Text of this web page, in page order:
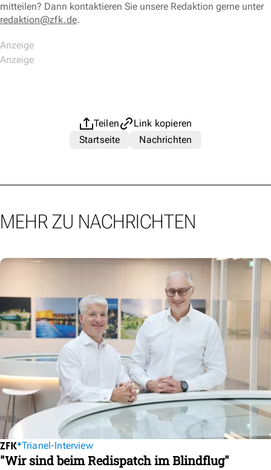
mitteilen? Dann kontaktieren Sie unsere Redaktion gerne unter
redaktion@zfk.de.
Teilen
Link kopieren
Startseite
Nachrichten
MEHR ZU NACHRICHTEN
Trianel-Interview
"Wir sind beim Redispatch im Blindflug"